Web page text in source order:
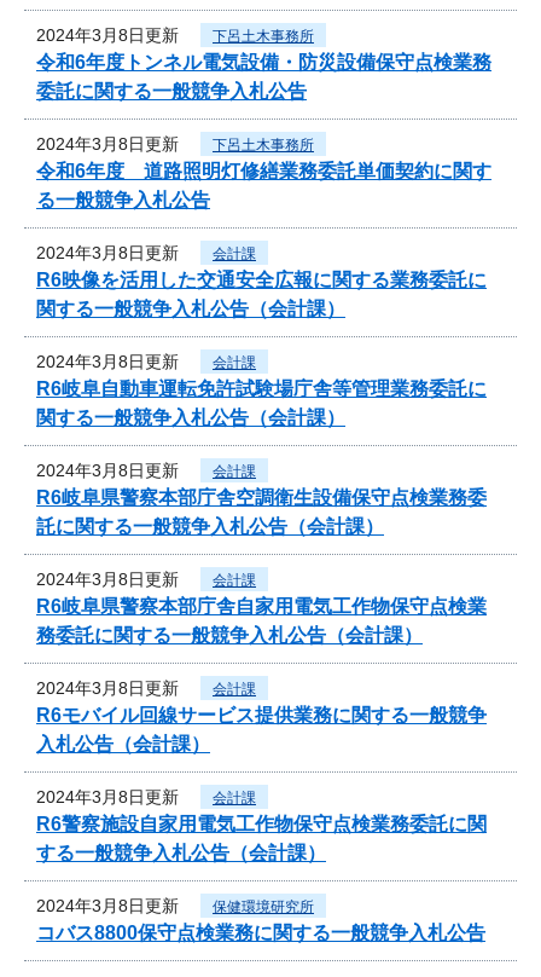
2024年3月8日更新 下呂土木事務所
令和6年度トンネル電気設備・防災設備保守点検業務
委託に関する一般競争入札公告
2024年3月8日更新 下呂土木事務所
令和6年度 道路照明灯修繕業務委託単価契約に関す
る一般競争入札公告
2024年3月8日更新 会計課
R6映像を活用した交通安全広報に関する業務委託に
関する一般競争入札公告（会計課）
2024年3月8日更新 会計課
R6岐阜自動車運転免許試験場庁舎等管理業務委託に
関する一般競争入札公告（会計課）
2024年3月8日更新 会計課
R6岐阜県警察本部庁舎空調衛生設備保守点検業務委
託に関する一般競争入札公告（会計課）
2024年3月8日更新 会計課
R6岐阜県警察本部庁舎自家用電気工作物保守点検業
務委託に関する一般競争入札公告（会計課）
2024年3月8日更新 会計課
R6モバイル回線サービス提供業務に関する一般競争
入札公告（会計課）
2024年3月8日更新 会計課
R6警察施設自家用電気工作物保守点検業務委託に関
する一般競争入札公告（会計課）
2024年3月8日更新 保健環境研究所
コバス8800保守点検業務に関する一般競争入札公告